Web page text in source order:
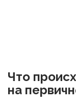
Что
на